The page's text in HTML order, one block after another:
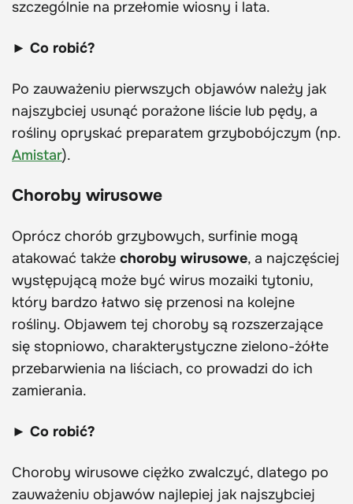
szczególnie na przełomie wiosny i lata.
► Co robić?
Po zauważeniu pierwszych objawów należy jak
najszybciej usunąć porażone liście lub pędy, a
rośliny opryskać preparatem grzybobójczym (np.
Amistar).
Choroby wirusowe
Oprócz chorób grzybowych, surfinie mogą
atakować także choroby wirusowe, a najczęściej
występującą może być wirus mozaiki tytoniu,
który bardzo łatwo się przenosi na kolejne
rośliny. Objawem tej choroby są rozszerzające
się stopniowo, charakterystyczne zielono-żółte
przebarwienia na liściach, co prowadzi do ich
zamierania.
► Co robić?
Choroby wirusowe ciężko zwalczyć, dlatego po
zauważeniu objawów najlepiej jak najszybciej